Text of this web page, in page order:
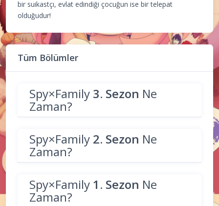
bir suikastçı, evlat edindiği çocuğun ise bir telepat
olduğudur!
Tüm Bölümler
Spy×Family 3. Sezon Ne
Zaman?
Spy×Family 2. Sezon Ne
Zaman?
Spy×Family 1. Sezon Ne
Zaman?